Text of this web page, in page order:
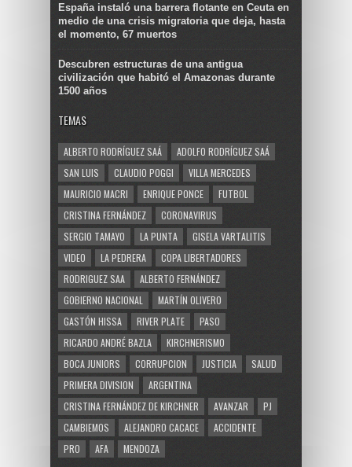
España instaló una barrera flotante en Ceuta en
medio de una crisis migratoria que deja, hasta
el momento, 67 muertos
Descubren estructuras de una antigua
civilización que habitó el Amazonas durante
1500 años
TEMAS
ALBERTO RODRÍGUEZ SAÁ
ADOLFO RODRÍGUEZ SAÁ
SAN LUIS
CLAUDIO POGGI
VILLA MERCEDES
MAURICIO MACRI
ENRIQUE PONCE
FUTBOL
CRISTINA FERNÁNDEZ
CORONAVIRUS
SERGIO TAMAYO
LA PUNTA
GISELA VARTALITIS
VIDEO
LA PEDRERA
COPA LIBERTADORES
RODRIGUEZ SAA
ALBERTO FERNÁNDEZ
GOBIERNO NACIONAL
MARTÍN OLIVERO
GASTÓN HISSA
RIVER PLATE
PASO
RICARDO ANDRÉ BAZLA
KIRCHNERISMO
BOCA JUNIORS
CORRUPCION JUSTICIA
SALUD
PRIMERA DIVISION
ARGENTINA
CRISTINA FERNÁNDEZ DE KIRCHNER
AVANZAR
PJ
CAMBIEMOS
ALEJANDRO CACACE
ACCIDENTE
PRO
AFA MENDOZA